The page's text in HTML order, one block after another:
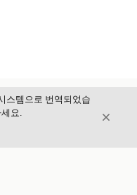
스템으로 번역되었습
요.
닫기